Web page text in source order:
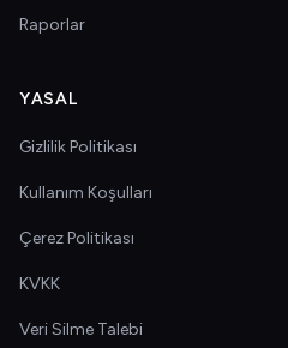
Raporlar
YASAL
Gizlilik Politikası
Kullanım Koşulları
Çerez Politikası
KVKK
Veri Silme Talebi